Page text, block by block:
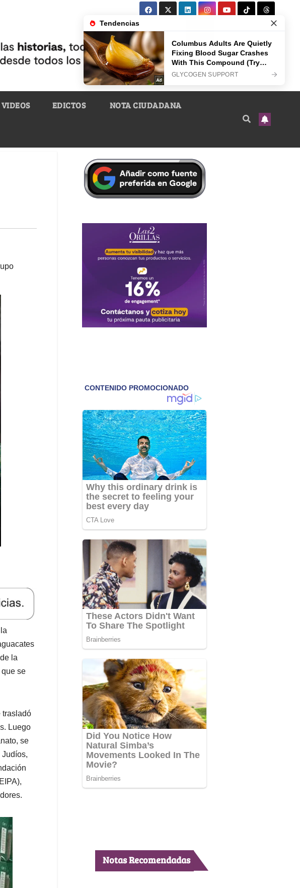
VIDEOS EDICTOS NOTA CIUDADANA
la
se
trasladó
Luego
se
Notas Recomendadas